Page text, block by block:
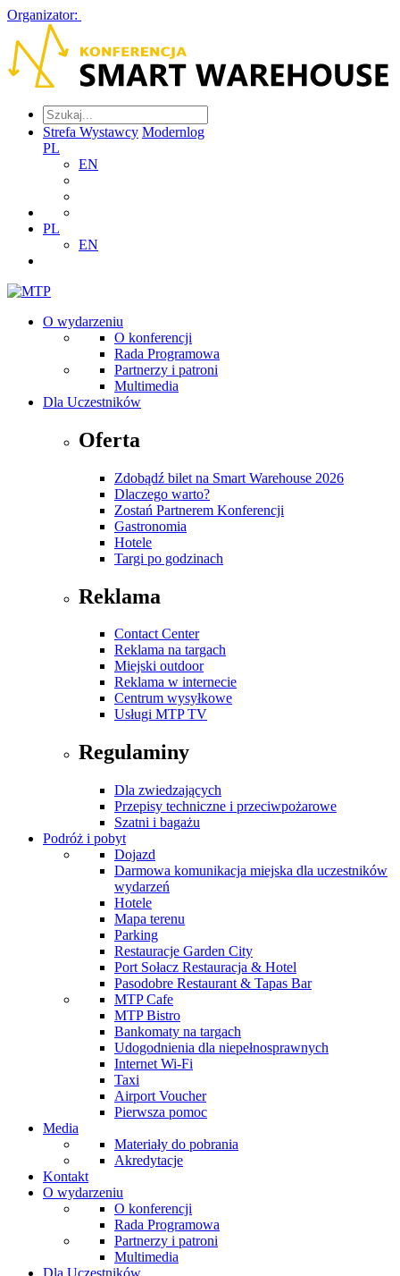
Organizator:
Strefa Wystawcy Modernlog
PL
EN
PL
EN
O wydarzeniu
O konferencji
Rada Programowa
Partnerzy i patroni
Multimedia
Dla Uczestników
Oferta
Zdobądź bilet na Smart Warehouse 2026
Dlaczego warto?
Zostań Partnerem Konferencji
Gastronomia
Hotele
Targi po godzinach
Reklama
Contact Center
Reklama na targach
Miejski outdoor
Reklama w internecie
Centrum wysyłkowe
Usługi MTP TV
Regulaminy
Dla zwiedzających
Przepisy techniczne i przeciwpożarowe
Szatni i bagażu
Podróż i pobyt
Dojazd
Darmowa komunikacja miejska dla uczestników
wydarzeń
Hotele
Mapa terenu
Parking
Restauracje Garden City
Port Sołacz Restauracja & Hotel
Pasodobre Restaurant & Tapas Bar
MTP Cafe
MTP Bistro
Bankomaty na targach
Udogodnienia dla niepełnosprawnych
Internet Wi-Fi
Taxi
Airport Voucher
Pierwsza pomoc
Media
Materiały do pobrania
Akredytacje
Kontakt
O wydarzeniu
O konferencji
Rada Programowa
Partnerzy i patroni
Multimedia